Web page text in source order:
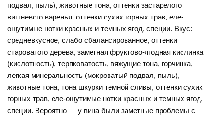
подвал, пыль), животные тона, оттенки застарелого
вишневого варенья, оттенки сухих горных трав, еле-
ощутимые нотки красных и темных ягод, специи. Вкус:
средневкусное, слабо сбалансированное, оттенки
староватого дерева, заметная фруктово-ягодная кислинка
(кислотность), терпковатость, вяжущие тона, горчинка,
легкая минеральность (мокроватый подвал, пыль),
животные тона, тона шкурки темной сливы, оттенки сухих
горных трав, еле-ощутимые нотки красных и темных ягод,
специи. Вероятно — у вина были заметные проблемы с